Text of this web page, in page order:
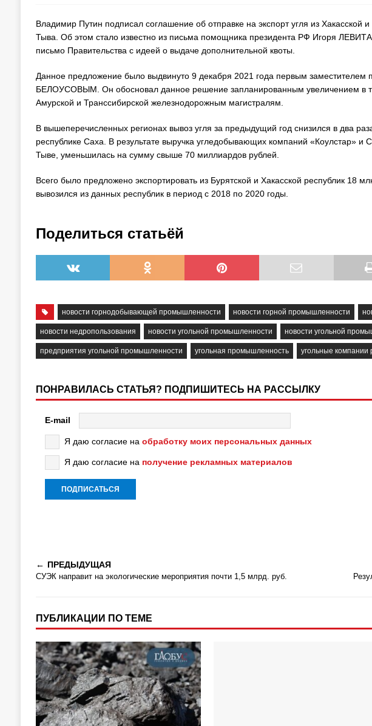
Владимир Путин подписал соглашение об отправке на экспорт угля из Хакасской
Тыва. Об этом стало известно из письма помощника президента РФ Игоря
письмо Правительства с идеей о выдаче дополнительной квоты.
Данное предложение было выдвинуто 9 декабря 2021 года первым заместителем
БЕЛОУСОВЫМ. Он обосновал данное решение запланированным увеличением в
Амурской и Транссибирской железнодорожным магистралям.
В вышеперечисленных регионах вывоз угля за предыдущий год снизился в два
республике Саха. В результате выручка угледобывающих компаний «Коулстар»
Тыве, уменьшилась на сумму свыше 70 миллиардов рублей.
Всего было предложено экспортировать из Бурятской и Хакасской республик 18
вывозился из данных республик в период с 2018 по 2020 годы.
Поделиться статьёй
новости горнодобывающей промышленности новости горной промышленности
новости недропользования новости угольной промышленности новости угольной
предприятия угольной промышленности угольная промышленность угольные компании
ПОНРАВИЛАСЬ СТАТЬЯ? ПОДПИШИТЕСЬ НА РАССЫЛКУ
E-mail
Я даю согласие на обработку моих персональных данных
Я даю согласие на получение рекламных материалов
ПРЕДЫДУЩАЯ
СУЭК направит на экологические мероприятия почти 1,5 млрд. руб.
ПУБЛИКАЦИИ ПО ТЕМЕ